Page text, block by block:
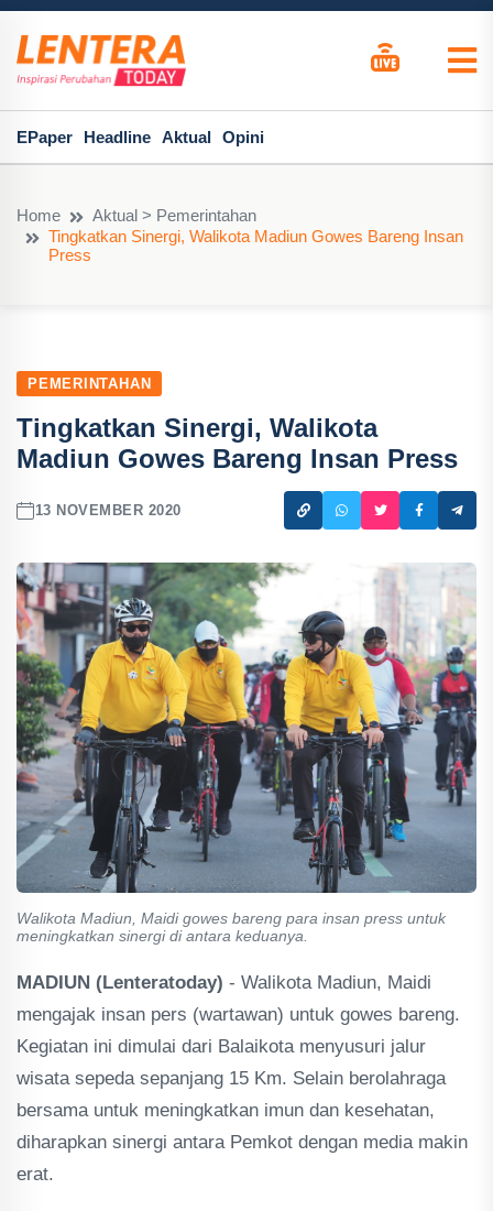
EPaper Headline Aktual Opini
Home
Aktual > Pemerintahan
Tingkatkan Sinergi, Walikota Madiun Gowes Bareng Insan
Press
PEMERINTAHAN
Tingkatkan Sinergi, Walikota
Madiun Gowes Bareng Insan Press
13 NOVEMBER 2020
Walikota Madiun, Maidi gowes bareng para insan press untuk
meningkatkan sinergi di antara keduanya.
MADIUN (Lenteratoday) - Walikota Madiun, Maidi
mengajak insan pers (wartawan) untuk gowes bareng.
Kegiatan ini dimulai dari Balaikota menyusuri jalur
wisata sepeda sepanjang 15 Km. Selain berolahraga
bersama untuk meningkatkan imun dan kesehatan,
diharapkan sinergi antara Pemkot dengan media makin
erat.